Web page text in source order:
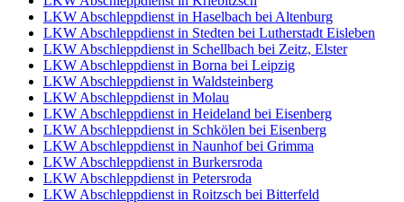
LKW Abschleppdienst in Haselbach bei Altenburg
LKW Abschleppdienst in Stedten bei Lutherstadt Eisleben
LKW Abschleppdienst in Schellbach bei Zeitz, Elster
LKW Abschleppdienst in Borna bei Leipzig
LKW Abschleppdienst in Waldsteinberg
LKW Abschleppdienst in Molau
LKW Abschleppdienst in Heideland bei Eisenberg
LKW Abschleppdienst in Schkölen bei Eisenberg
LKW Abschleppdienst in Naunhof bei Grimma
LKW Abschleppdienst in Burkersroda
LKW Abschleppdienst in Petersroda
LKW Abschleppdienst in Roitzsch bei Bitterfeld